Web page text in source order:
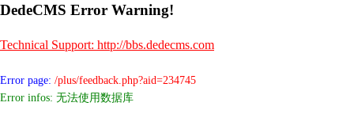
DedeCMS Error Warning!
Technical Support: http://bbs.dedecms.com
Error page: /plus/feedback.php?aid=234745
Error infos: 无法使用数据库